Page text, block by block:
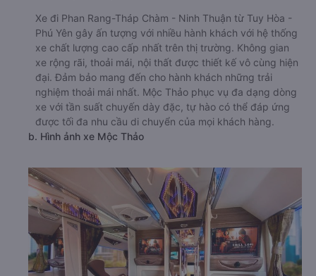
Xe đi Phan Rang-Tháp Chàm - Ninh Thuận từ Tuy Hòa -
Phú Yên gây ấn tượng với nhiều hành khách với hệ thống
xe chất lượng cao cấp nhất trên thị trường. Không gian
xe rộng rãi, thoải mái, nội thất được thiết kế vô cùng hiện
đại. Đảm bảo mang đến cho hành khách những trải
nghiệm thoải mái nhất. Mộc Thảo phục vụ đa dạng dòng
xe với tần suất chuyến dày đặc, tự hào có thể đáp ứng
được tối đa nhu cầu di chuyển của mọi khách hàng.
b. Hình ảnh xe Mộc Thảo